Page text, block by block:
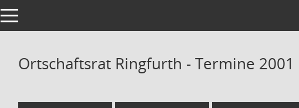
Toggle navigation
Ortschaftsrat Ringfurth - Termine 2001